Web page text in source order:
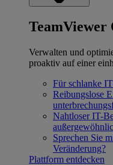
Verwalten und
proaktiv auf einer
Für schlanke
Reibungslose
Nahtloser IT-
Sprechen Sie
Veränderung?
Plattform entdecken